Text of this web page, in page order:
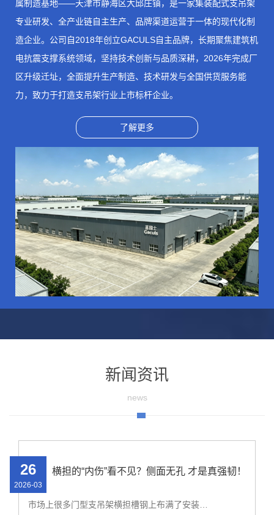
属制造基地——天津市静海区大邱庄镇，是一家集装配式支吊架
专业研发、全产业链自主生产、品牌渠道运营于一体的现代化制
造企业。公司自2018年创立GACULS自主品牌，长期聚焦建筑机
电抗震支撑系统领域，坚持技术创新与品质深耕，2026年完成厂
区升级迁址，全面提升生产制造、技术研发与全国供货服务能
力，致力于打造支吊架行业上市标杆企业。
了解更多
新闻资讯
news
横担的“内伤”看不见？侧面无孔 才是真强韧！
26
2026-03